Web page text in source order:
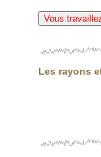
Vous
Les rayons